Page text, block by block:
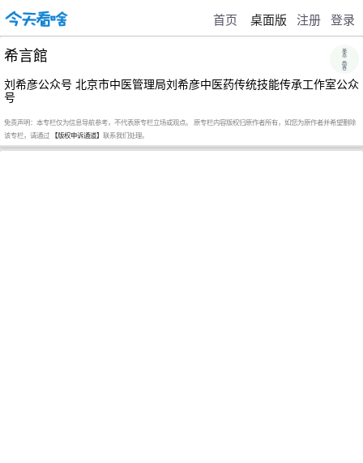
首页 桌面版 注册 登录
希言館
刘希彦公众号 北京市中医管理局刘希彦中医药传统技能传承工作室公众
号
免责声明：本专栏仅为信息导航参考，不代表原专栏立场或观点。 原专栏内容版权归原作者所有，如您为原作者并希望删除
该专栏，请通过 【版权申诉通道】 联系我们处理。